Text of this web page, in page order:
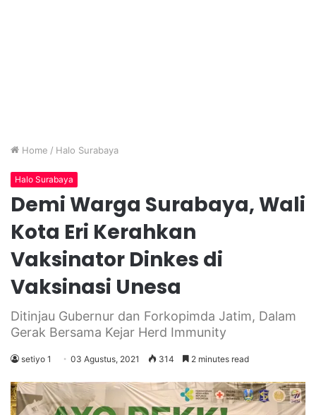
Home / Halo Surabaya
Halo Surabaya
Demi Warga Surabaya, Wali
Kota Eri Kerahkan
Vaksinator Dinkes di
Vaksinasi Unesa
Ditinjau Gubernur dan Forkopimda Jatim, Dalam
Gerak Bersama Kejar Herd Immunity
setiyo 1 03 Agustus, 2021 314 2 minutes read